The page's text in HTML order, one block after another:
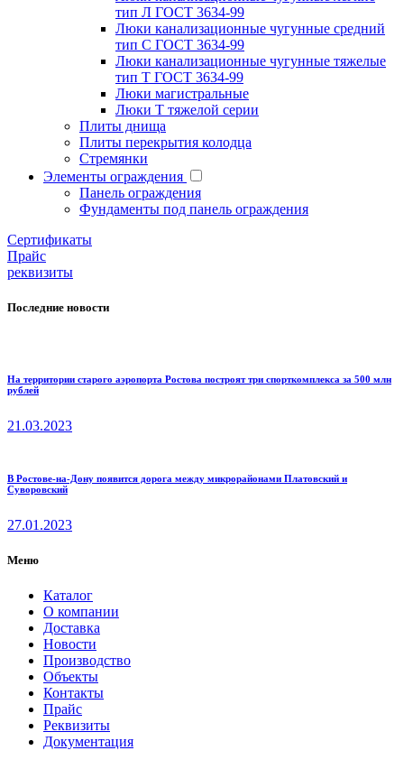
тип Л ГОСТ 3634-99
Люки канализационные чугунные средний
тип С ГОСТ 3634-99
Люки канализационные чугунные тяжелые
тип Т ГОСТ 3634-99
Люки магистральные
Люки Т тяжелой серии
Плиты днища
Плиты перекрытия колодца
Стремянки
Элементы ограждения
Панель ограждения
Фундаменты под панель ограждения
Cертификаты
Прайс
реквизиты
Последние новости
На территории старого аэропорта Ростова построят три спорткомплекса за 500 млн
рублей
21.03.2023
В Ростове-на-Дону появится дорога между микрорайонами Платовский и
Суворовский
27.01.2023
Меню
Каталог
О компании
Доставка
Новости
Производство
Объекты
Контакты
Прайс
Реквизиты
Документация